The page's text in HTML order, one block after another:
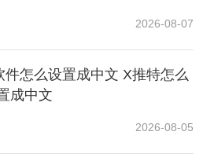
能带有替身攻击，技能释放后
是在前期。它的技能组合增强
合快速击杀敌人。
2026-08-07
件怎么设置成中文 X推特怎么
成中文
2026-08-05